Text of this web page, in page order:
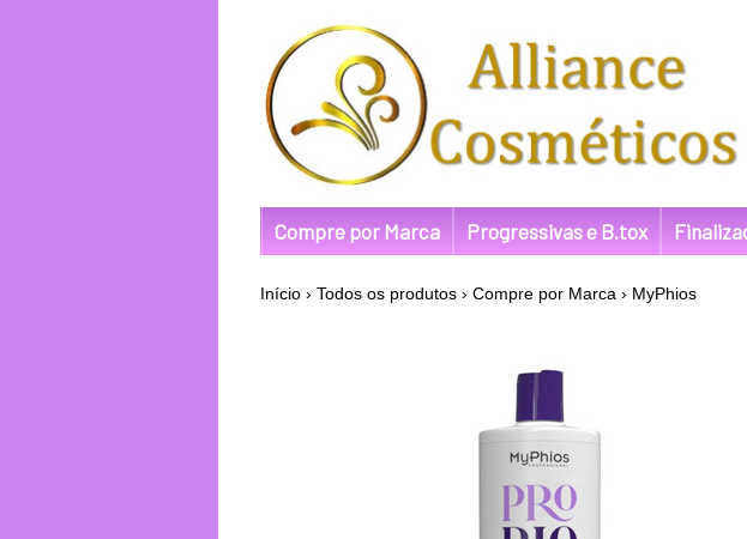
Compre por Marca Progressivas e B.tox
Início › Todos os produtos › Compre por Marca › MyPhios